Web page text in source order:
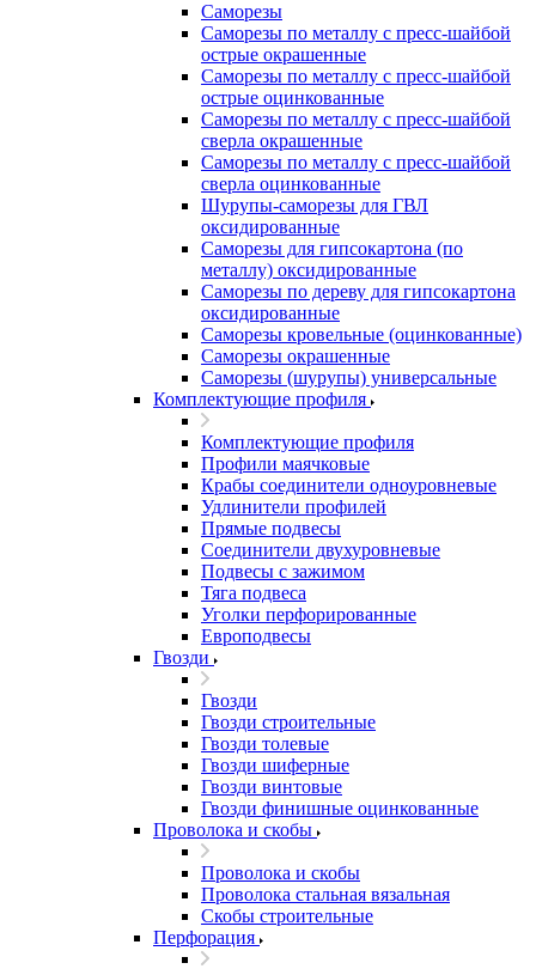
Саморезы
Саморезы по металлу с пресс-шайбой
острые окрашенные
Саморезы по металлу с пресс-шайбой
острые оцинкованные
Саморезы по металлу с пресс-шайбой
сверла окрашенные
Саморезы по металлу с пресс-шайбой
сверла оцинкованные
Шурупы-саморезы для ГВЛ
оксидированные
Саморезы для гипсокартона (по
металлу) оксидированные
Саморезы по дереву для гипсокартона
оксидированные
Саморезы кровельные (оцинкованные)
Саморезы окрашенные
Саморезы (шурупы) универсальные
Комплектующие профиля
Комплектующие профиля
Профили маячковые
Крабы соединители одноуровневые
Удлинители профилей
Прямые подвесы
Соединители двухуровневые
Подвесы с зажимом
Тяга подвеса
Уголки перфорированные
Европодвесы
Гвозди
Гвозди
Гвозди строительные
Гвозди толевые
Гвозди шиферные
Гвозди винтовые
Гвозди финишные оцинкованные
Проволока и скобы
Проволока и скобы
Проволока стальная вязальная
Скобы строительные
Перфорация